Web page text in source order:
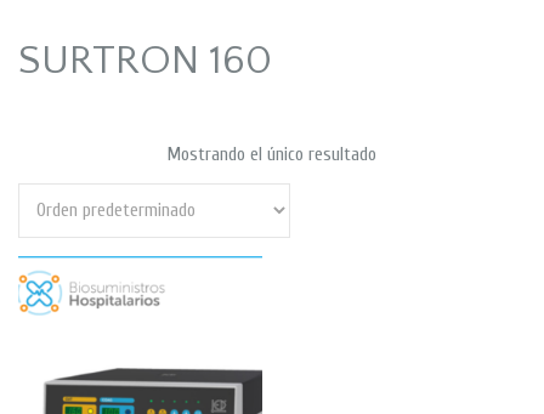
SURTRON 160
Mostrando el único resultado